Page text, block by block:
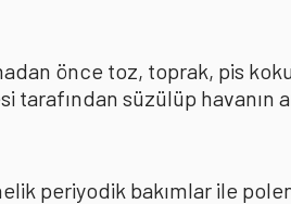
önce toz, toprak, pis
tarafından süzülüp havanın
periyodik bakımlar ile